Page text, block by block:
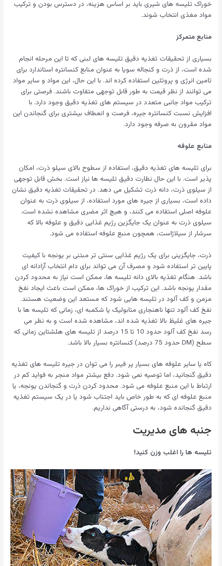
خوراک تلیسه های شیری باید بر اساس هزینه، در دسترس بودن و ترکیب
مواد مغذی انتخاب شوند.
منابع متمرکز
بسیاری از تحقیقات تغذیه دقیق تلیسه های لبنی که تا این مرحله انجام
شده است، از ذرت و کنجاله سویا به عنوان منابع کنسانتره استاندارد برای
تامین انرژی و پروتئین استفاده کرده اند. با این حال، این مواد و سایر مواد
می توانند از نظر قیمت به طور قابل توجهی متفاوت باشند. فرصتی برای
ترکیب مواد جانبی متعدد در سیستم های تغذیه دقیق وجود دارد. با
افزایش نسبت کنسانتره جیره، فرصت و انعطاف بیشتری برای گنجاندن این
مواد مقرون به صرفه وجود دارد.
منابع علوفه
برای تلیسه های تغذیه دقیق، استفاده از سطوح بالای سیلو ذرت، امکان
پذیر است. با این حال نظارت دقیق تلیسه ها نیاز است. بخش قابل توجهی
از سیلوی ذرت، دانه ذرت تشکیل می دهد. در تحقیقات تغذیه دقیق نشان
داده است، بسیاری از جیره های مورد استفاده، از سیلوی ذرت به عنوان
علوفه اصلی استفاده می کنند، و هیچ اثر مضری مشاهده نشده است.
سیلوی ذرت به عنوان یک جایگزین رژیم غذایی دقیق و علوفه بالا که
سرشار از سیلاژاست، همچون منبع علوفه استفاده می شود.
ذرت، جایگزینی برای یک رژیم غذایی سنتی تر مبتنی بر یونجه با کیفیت
پایین تر استفاده شود و مصرف آن می تواند برای دام انتخاب آزادانه ای
باشد. هنگام تغذیه بالای دانه تلیسه ها، ممکن است نیاز به محدود کردن
مقدار یونجه باشد. این ترکیب از خوراک ها، ممکن است باعث ایجاد نفخ
مزمن و کف آلود در تلیسه هایی شود که مستعد این وضعیت هستند.
نفخ کف آلود تنها ناهنجاری متابولیک یا شکمبه ای، زمانی که تلیسه ها با
جیره های غلیظ بالا تغذیه شده اند، مشاهده شده است و به نظر می
رسد نفخ کف آلود حدود 10 تا 15 درصد از تلیسه های هلشتاین زمانی که
سطح (DM حدود 75 درصد) کنسانتره بسیار بالا باشد.
کاه یا سایر علوفه های بسیار پر فیبر را می توان در جیره تلیسه های تغذیه
دقیق گنجانید، اما توصیه نمی شود. دفع بیشتر مواد منجر به فواید کم در
ارتباط با این منبع علوفه می شود. محدود کردن ذرت و گنجاندن یونجه، یا
منبع علوفه ای که به طور خاص باید اجتناب شود یا در یک سیستم تغذیه
دقیق گنجانده شود، به درستی آگاهی نداریم.
جنبه های مدیریت
تلیسه ها را اغلب وزن کنید!